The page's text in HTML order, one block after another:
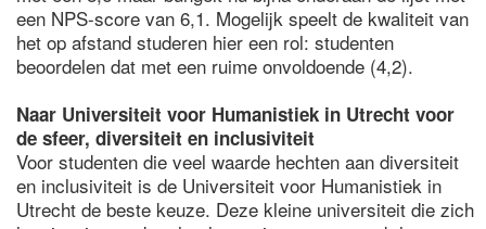
een NPS-score van 6,1. Mogelijk speelt de kwaliteit van
het op afstand studeren hier een rol: studenten
beoordelen dat met een ruime onvoldoende (4,2).
Naar Universiteit voor Humanistiek in Utrecht voor
de sfeer, diversiteit en inclusiviteit
Voor studenten die veel waarde hechten aan diversiteit
en inclusiviteit is de Universiteit voor Humanistiek in
Utrecht de beste keuze. Deze kleine universiteit die zich